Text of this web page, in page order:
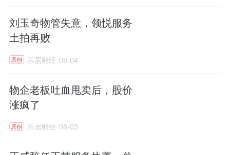
活服务等计提数亿减值，保利物业
负增长。当公司利润被大幅侵蚀，董事会自然
会把刀挥向管理层薪酬。
基础物业费提价困难，社区增值服务增长乏
力，非业主增值服务几近消失，行业毛利率持
刘玉奇物管失意，领悦服务
土拍再败
原创 乐居财经 08-04
物企老板吐血甩卖后，股价
涨疯了
原创 乐居财经 08-03